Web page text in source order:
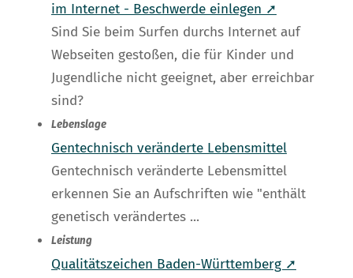
im Internet - Beschwerde einlegen ➚
Sind Sie beim Surfen durchs Internet auf
Webseiten gestoßen, die für Kinder und
Jugendliche nicht geeignet, aber erreichbar
sind?
Lebenslage
Gentechnisch veränderte Lebensmittel
Gentechnisch veränderte Lebensmittel
erkennen Sie an Aufschriften wie "enthält
genetisch verändertes ...
Leistung
Qualitätszeichen Baden-Württemberg ➚